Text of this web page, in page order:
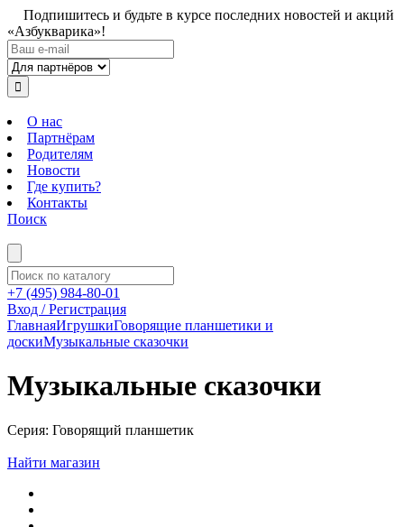
Подпишитесь и будьте в курсе последних новостей и акций
«Азбукварика»!
О нас
Партнёрам
Родителям
Новости
Где купить?
Контакты
Поиск
+7 (495) 984-80-01
Вход / Регистрация
ГлавнаяИгрушкиГоворящие планшетики и
доскиМузыкальные сказочки
Музыкальные сказочки
Серия: Говорящий планшетик
Найти магазин